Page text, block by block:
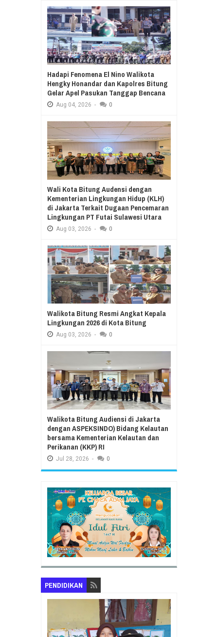
Hadapi Fenomena El Nino Walikota
Hengky Honandar dan Kapolres Bitung
Gelar Apel Pasukan Tanggap Bencana
Aug 04, 2026 - 0
Wali Kota Bitung Audensi dengan
Kementerian Lingkungan Hidup (KLH)
di Jakarta Terkait Dugaan Pencemaran
Lingkungan PT Futai Sulawesi Utara
Aug 03, 2026 - 0
Walikota Bitung Resmi Angkat Kepala
Lingkungan 2026 di Kota Bitung
Aug 03, 2026 - 0
Walikota Bitung Audiensi di Jakarta
dengan ASPEKSINDO) Bidang Kelautan
bersama Kementerian Kelautan dan
Perikanan (KKP) RI
Jul 28, 2026 - 0
PENDIDIKAN